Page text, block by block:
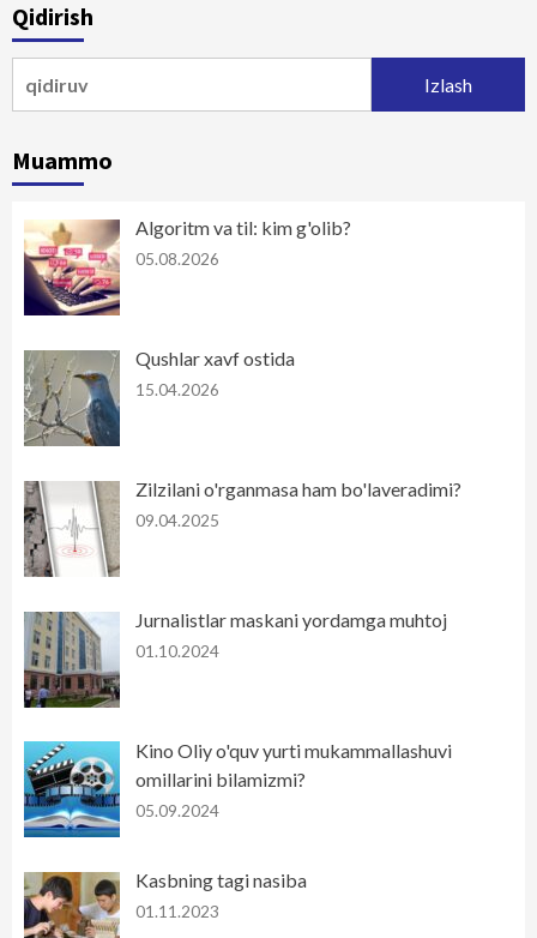
Qidirish
Muammo
Algoritm va til: kim g'olib?
05.08.2026
Qushlar xavf ostida
15.04.2026
Zilzilani o'rganmasa ham bo'laveradimi?
09.04.2025
Jurnalistlar maskani yordamga muhtoj
01.10.2024
Kino Oliy o'quv yurti mukammallashuvi
omillarini bilamizmi?
05.09.2024
Kasbning tagi nasiba
01.11.2023